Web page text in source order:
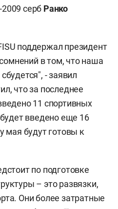
серб Ранко
поддержал президент
в том, что наша
- заявил
что за последнее
11 спортивных
введено еще 16
мая будут готовы к
по подготовке
– это развязки,
Они более затратные